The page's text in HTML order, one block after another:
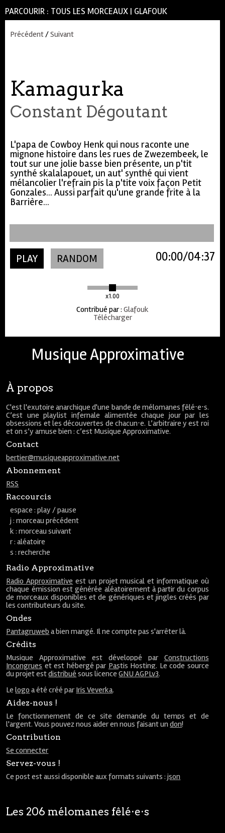
PARCOURIR : TOUS LES MORCEAUX | GLAFOUK
Précédent/Suivant
Kamagurka
Constant Dégoutant
L'papa de Cowboy Henk qui nous raconte une
mignone histoire dans les rues de Zwezembeek, le
tout sur une jolie basse bien présente, un p'tit
synthé skalalapouet, un aut' synthé qui vient
mélancolier l'refrain pis la p'tite voix façon Petit
Gonzales... Aussi parfait qu'une grande frite à la
Barrière...
PLAY RANDOM
x1.00
04:37
00:00
Contribué par: Glafouk
Télécharger
Musique Approximative
À propos
C'est l'exutoire anarchique d'une bande de mélomanes fêlé⋅e⋅s.
C’est une playlist infernale alimentée chaque jour par les
obsessions et les découvertes de chacun⋅e. L’arbitraire y est roi
et on s’y amuse bien : c’est Musique Approximative.
Contact
bertier@musiqueapproximative.net
Abonnement
RSS
Raccourcis
espace : play / pause
j : morceau précédent
k : morceau suivant
r : aléatoire
s : recherche
Radio Approximative
Radio Approximative est un projet musical et informatique où
chaque émission est générée aléatoirement à partir du corpus
de morceaux disponibles et de génériques et jingles créés par
les contributeurs du site.
Ondes
Pantagruweb a bien mangé. Il ne compte pas s'arrêter là.
Crédits
Musique Approximative est développé par Constructions
Incongrues et est hébergé par Pastis Hosting. Le code source
du projet estdistribué sous licenceGNU AGPLv3.
Lelogo a été créé par Iris Veverka.
Aidez-nous !
Le fonctionnement de ce site demande du temps et de
l'argent. Vous pouvez nous aider en nous faisant undon!
Contribution
Se connecter
Servez-vous !
Ce post est aussi disponible aux formats suivants :json
Les 206 mélomanes fêlé⋅e⋅s